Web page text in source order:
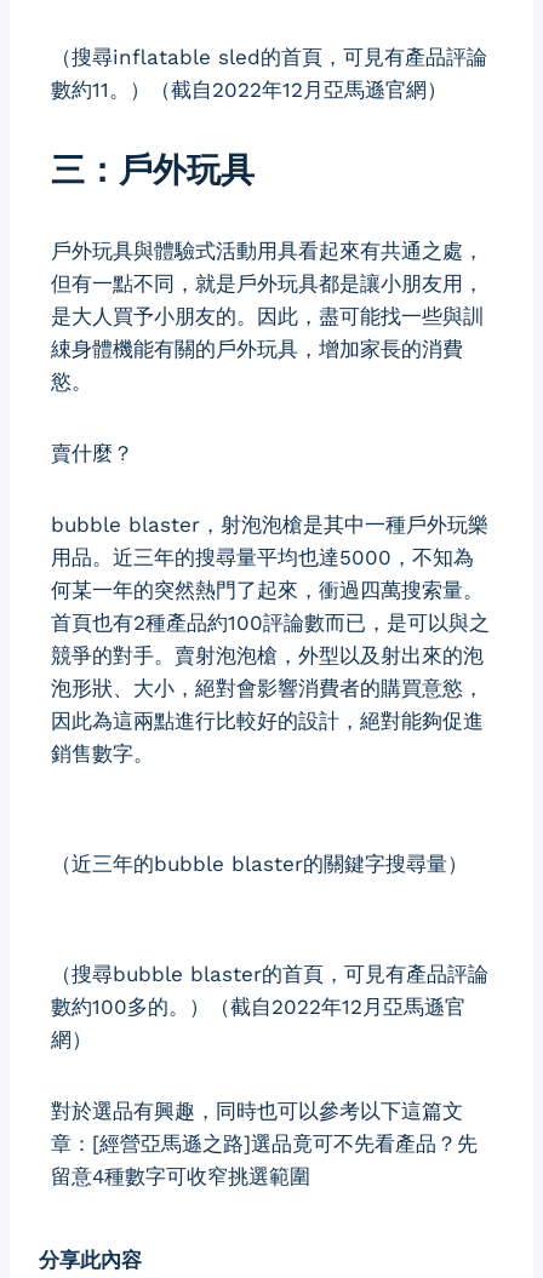
（搜尋inflatable sled的首頁，可見有產品評論
數約11。）（截自2022年12月亞馬遜官網）
三：戶外玩具
戶外玩具與體驗式活動用具看起來有共通之處，
但有一點不同，就是戶外玩具都是讓小朋友用，
是大人買予小朋友的。因此，盡可能找一些與訓
綀身體機能有關的戶外玩具，增加家長的消費
慾。
賣什麼？
bubble blaster，射泡泡槍是其中一種戶外玩樂
用品。近三年的搜尋量平均也達5000，不知為
何某一年的突然熱門了起來，衝過四萬搜索量。
首頁也有2種產品約100評論數而已，是可以與之
競爭的對手。賣射泡泡槍，外型以及射出來的泡
泡形狀、大小，絕對會影響消費者的購買意慾，
因此為這兩點進行比較好的設計，絕對能夠促進
銷售數字。
（近三年的bubble blaster的關鍵字搜尋量）
（搜尋bubble blaster的首頁，可見有產品評論
數約100多的。）（截自2022年12月亞馬遜官
網）
對於選品有興趣，同時也可以參考以下這篇文
章： [經營亞馬遜之路]選品竟可不先看產品？先
留意4種數字可收窄挑選範圍
分享此內容